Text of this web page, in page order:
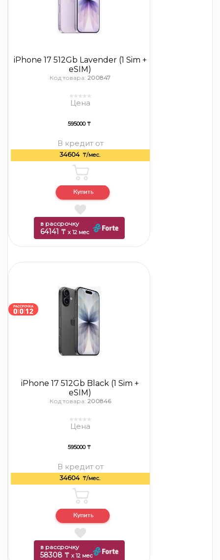
iPhone 17 512Gb Lavender (1 Sim +
eSIM)
Код товара: 200847
Цена
595000 ₸
В кредит от
34604 ₸/мес.
в рассрочку
64141 ₸ x 12 мес
iPhone 17 512Gb Black (1 Sim +
eSIM)
Код товара: 200846
Цена
595000 ₸
В кредит от
34604 ₸/мес.
в рассрочку
58308 ₸ x 12 мес